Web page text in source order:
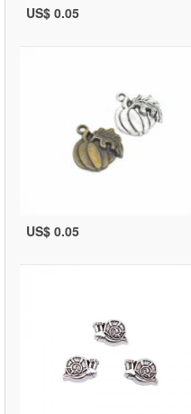
US$ 0.05
US$ 0.05